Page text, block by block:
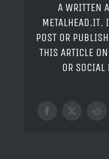
A WRITTEN
METALHEAD.IT.
POST OR
THIS ARTICLE
OR SOCIAL
Facebook
X